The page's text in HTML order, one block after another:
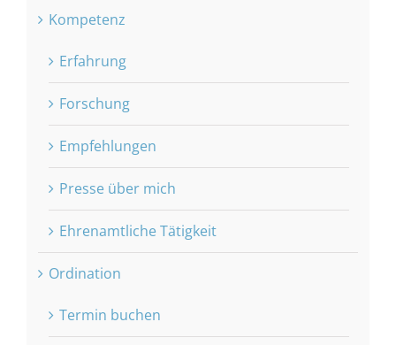
Kompetenz
Erfahrung
Forschung
Empfehlungen
Presse über mich
Ehrenamtliche Tätigkeit
Ordination
Termin buchen